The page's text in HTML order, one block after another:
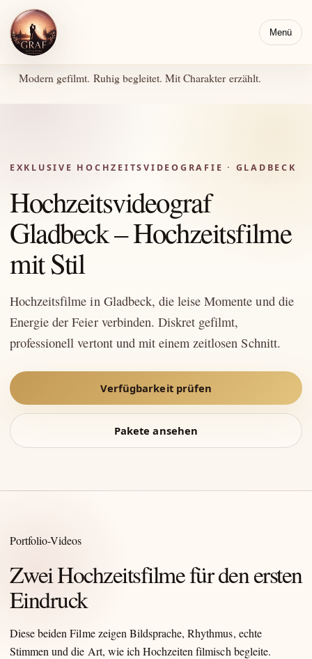
Menü
Modern gefilmt. Ruhig begleitet. Mit Charakter erzählt.
EXKLUSIVE HOCHZEITSVIDEOGRAFIE · GLADBECK
Hochzeitsvideograf
Gladbeck – Hochzeitsfilme
mit Stil
Hochzeitsfilme in Gladbeck, die leise Momente und die
Energie der Feier verbinden. Diskret gefilmt,
professionell vertont und mit einem zeitlosen Schnitt.
Verfügbarkeit prüfen
Pakete ansehen
Portfolio-Videos
Zwei Hochzeitsfilme für den ersten
Eindruck
Diese beiden Filme zeigen Bildsprache, Rhythmus, echte
Stimmen und die Art, wie ich Hochzeiten filmisch begleite.